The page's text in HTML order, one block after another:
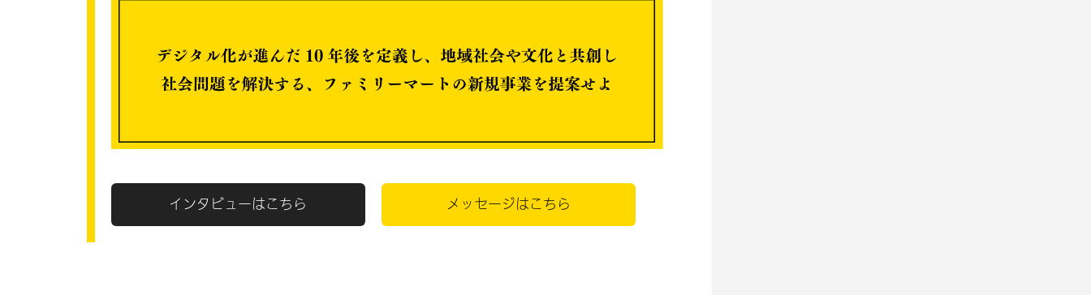
インタビューはこちら メッセージはこちら